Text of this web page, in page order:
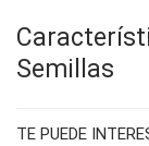
Semillas
TE PUEDE